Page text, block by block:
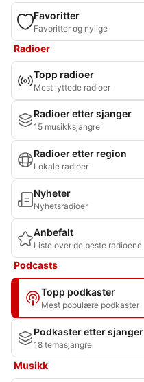
Favoritter
Favoritter og nylige
Radioer
Topp radioer
Mest lyttede radioer
Radioer etter sjanger
15 musikksjangre
Radioer etter region
Lokale radioer
Nyheter
Nyhetsradioer
Anbefalt
Liste over de beste radioene
Podcasts
Topp podkaster
Mest populære podkaster
Podkaster etter sjanger
18 temasjangre
Musikk